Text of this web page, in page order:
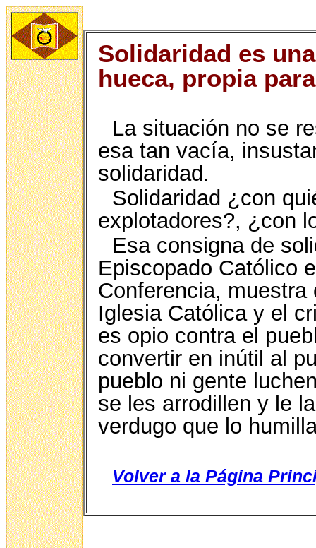
Solidaridad es
hueca, propia
La situación no se
esa tan vacía,
solidaridad.
Solidaridad ¿con
explotadores?, ¿con
Esa consigna de
Episcopado Católico
Conferencia,
Iglesia Católica y el
es opio contra el
convertir en inútil al
pueblo ni gente
se les arrodillen y le
verdugo que lo
Volver a la Página